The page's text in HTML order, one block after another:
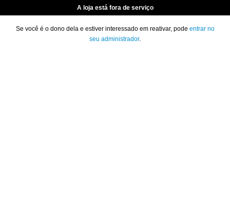
A loja está fora de serviço
Se você é o dono dela e estiver interessado em reativar, pode entrar no
seu administrador.